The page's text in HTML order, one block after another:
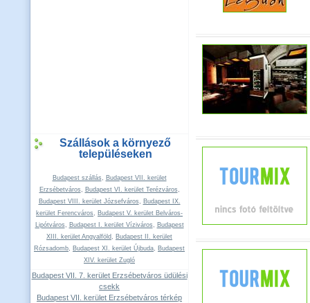
Szállások a környező
településeken
Budapest szállás, Budapest VII. kerület
Erzsébetváros, Budapest VI. kerület Terézváros,
Budapest VIII. kerület Józsefváros, Budapest IX.
kerület Ferencváros, Budapest V. kerület Belváros-
Lipótváros, Budapest I. kerület Víziváros, Budapest
XIII. kerület Angyalföld, Budapest II. kerület
Rózsadomb, Budapest XI. kerület Újbuda, Budapest
XIV. kerület Zugló
Budapest VII. 7. kerület Erzsébetváros üdülési
csekk
Budapest VII. kerület Erzsébetváros térkép